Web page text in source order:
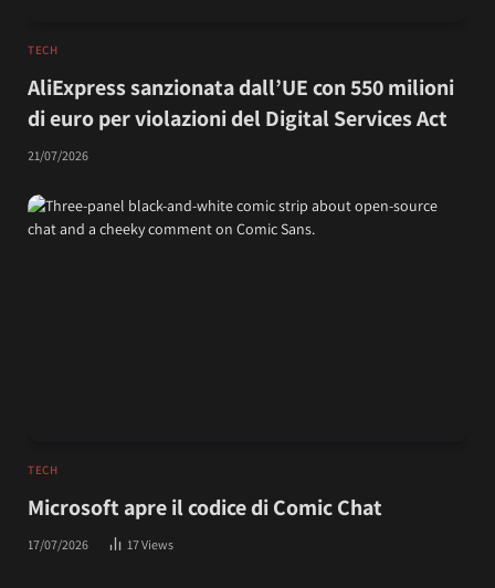
TECH
AliExpress sanzionata dall’UE con 550 milioni
di euro per violazioni del Digital Services Act
21/07/2026
TECH
Microsoft apre il codice di Comic Chat
17/07/2026 17Views